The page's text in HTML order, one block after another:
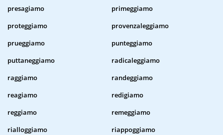
presagiamo
primeggiamo
proteggiamo
provenzaleggiamo
prueggiamo
punteggiamo
puttaneggiamo
radicaleggiamo
raggiamo
randeggiamo
reagiamo
redigiamo
reggiamo
remeggiamo
rialloggiamo
riappoggiamo